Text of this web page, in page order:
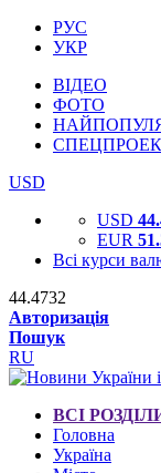
РУС
УКР
ВІДЕО
ФОТО
USD
USD
EUR
Всі курси
44.4732
Авторизація
Пошук
RU
ВСІ
Головна
Україна